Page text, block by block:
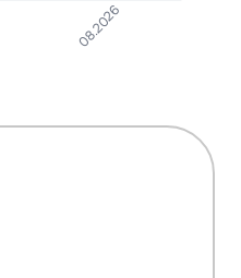
08.2026